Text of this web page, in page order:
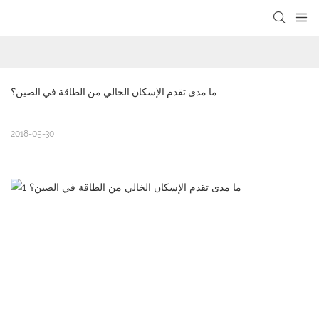
ما مدى تقدم الإسكان الخالي من الطاقة في الصين؟
2018-05-30